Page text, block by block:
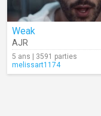
Weak
AJR
5 ans | 3591 parties
melissart1174